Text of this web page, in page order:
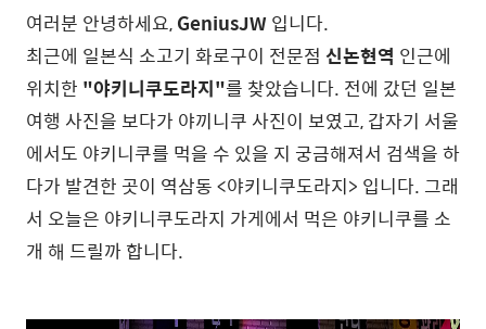
여러분 안녕하세요,GeniusJW입니다.
최근에 일본식 소고기 화로구이 전문점 신논현역 인근에
위치한 "야키니쿠도라지"를 찾았습니다. 전에 갔던 일본
여행 사진을 보다가 야끼니쿠 사진이 보였고, 갑자기 서울
에서도 야키니쿠를 먹을 수 있을 지 궁금해져서 검색을 하
다가 발견한 곳이 역삼동 <야키니쿠도라지> 입니다. 그래
서 오늘은 야키니쿠도라지 가게에서 먹은 야키니쿠를 소
개 해 드릴까 합니다.